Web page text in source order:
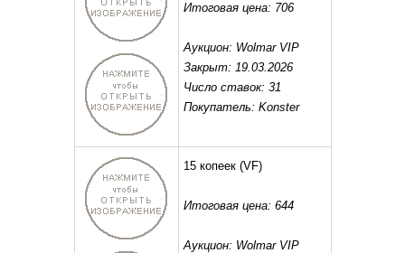
Итоговая цена: 706
Аукцион: Wolmar VIP
Закрыт: 19.03.2026
Число ставок: 31
Покупатель: Konster
15 копеек(VF)
Итоговая цена: 644
Аукцион: Wolmar VIP